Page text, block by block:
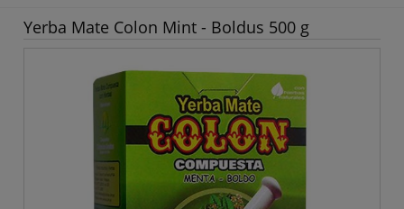
Yerba Mate Colon Mint - Boldus 500 g